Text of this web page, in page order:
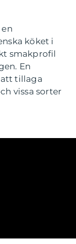
köket i
smakprofil
En
tillaga
vissa sorter